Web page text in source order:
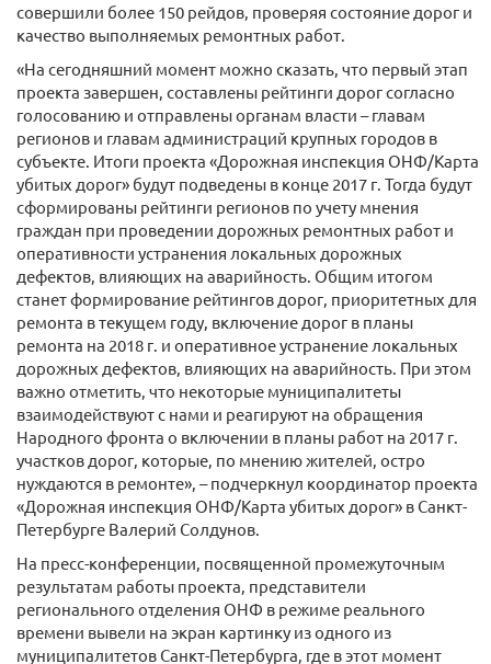
совершили более 150 рейдов, проверяя состояние дорог и
качество выполняемых ремонтных работ.
«На сегодняшний момент можно сказать, что первый этап
проекта завершен, составлены рейтинги дорог согласно
голосованию и отправлены органам власти – главам
регионов и главам администраций крупных городов в
субъекте. Итоги проекта «Дорожная инспекция ОНФ/Карта
убитых дорог» будут подведены в конце 2017 г. Тогда будут
сформированы рейтинги регионов по учету мнения
граждан при проведении дорожных ремонтных работ и
оперативности устранения локальных дорожных
дефектов, влияющих на аварийность. Общим итогом
станет формирование рейтингов дорог, приоритетных для
ремонта в текущем году, включение дорог в планы
ремонта на 2018 г. и оперативное устранение локальных
дорожных дефектов, влияющих на аварийность. При этом
важно отметить, что некоторые муниципалитеты
взаимодействуют с нами и реагируют на обращения
Народного фронта о включении в планы работ на 2017 г.
участков дорог, которые, по мнению жителей, остро
нуждаются в ремонте», – подчеркнул координатор проекта
«Дорожная инспекция ОНФ/Карта убитых дорог» в Санкт-
Петербурге Валерий Солдунов.
На пресс-конференции, посвященной промежуточным
результатам работы проекта, представители
регионального отделения ОНФ в режиме реального
времени вывели на экран картинку из одного из
муниципалитетов Санкт-Петербурга, где в этот момент